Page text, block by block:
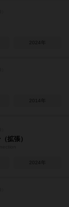
2024年
2014年
拡張）
2024年